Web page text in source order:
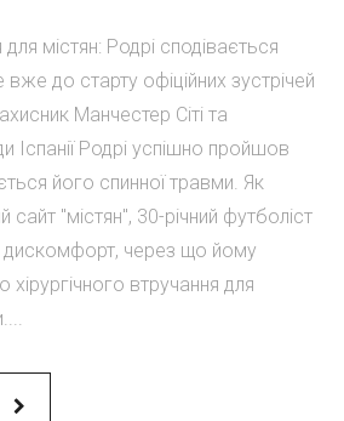
для містян: Родрі сподівається
до старту офіційних зустрічей
Манчестер Сіті та
Іспанії Родрі успішно пройшов
його спинної травми. Як
сайт "містян", 30-річний футболіст
дискомфорт, через що йому
втручання для